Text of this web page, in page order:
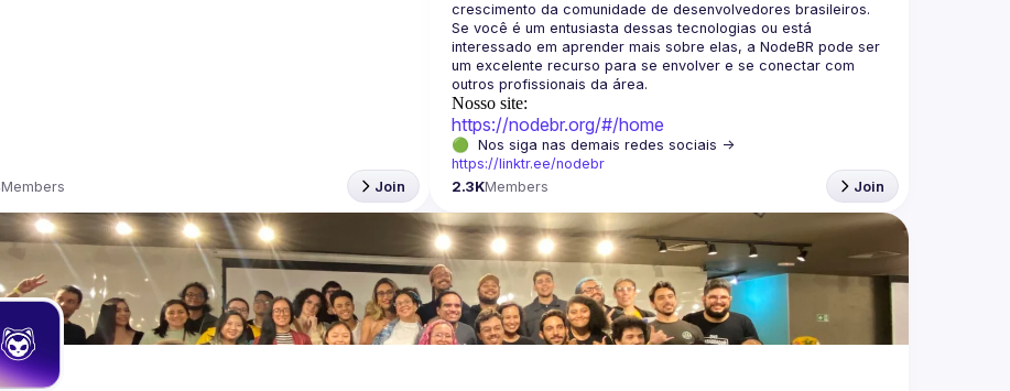
Members Join
crescimento da comunidade de desenvolvedores brasileiros.
Se você é um entusiasta dessas tecnologias ou está
interessado em aprender mais sobre elas, a NodeBR pode ser
um excelente recurso para se envolver e se conectar com
Nosso site:
https://nodebr.org/#/home
https://linktr.ee/nodebr
2.3KMembers Join